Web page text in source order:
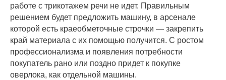
работе с трикотажем речи не идет. Правильным
решением будет предложить машину, в арсенале
которой есть краеобметочные строчки — закрепить
край материала с их помощью получится. С ростом
профессионализма и появления потребности
покупатель рано или поздно придет к покупке
оверлока, как отдельной машины.